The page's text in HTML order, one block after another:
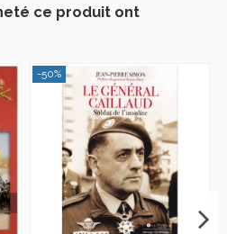
ce produit ont
-50%